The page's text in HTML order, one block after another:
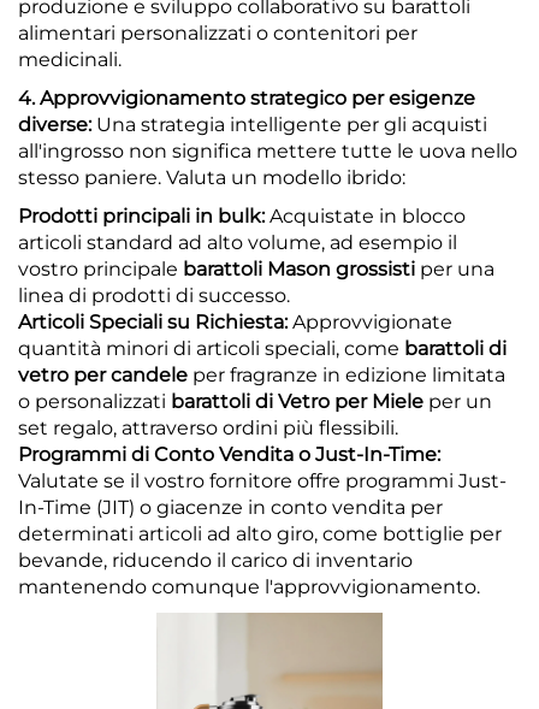
produzione e sviluppo collaborativo su barattoli
alimentari personalizzati o contenitori per
medicinali.
4. Approvvigionamento strategico per esigenze
diverse: Una strategia intelligente per gli acquisti
all'ingrosso non significa mettere tutte le uova nello
stesso paniere. Valuta un modello ibrido:
Prodotti principali in bulk:Acquistate in blocco
articoli standard ad alto volume, ad esempio il
vostro principale barattoli Mason grossisti per una
linea di prodotti di successo.
Articoli Speciali su Richiesta:Approvvigionate
quantità minori di articoli speciali, come barattoli di
vetro per candele per fragranze in edizione limitata
o personalizzati barattoli di Vetro per Miele per un
set regalo, attraverso ordini più flessibili.
Programmi di Conto Vendita o Just-In-Time:
Valutate se il vostro fornitore offre programmi Just-
In-Time (JIT) o giacenze in conto vendita per
determinati articoli ad alto giro, come bottiglie per
bevande, riducendo il carico di inventario
mantenendo comunque l'approvvigionamento.